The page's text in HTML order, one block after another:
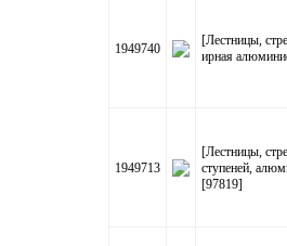
1949740
[Лестницы,
ирная
1949713
[Лестницы,
ступеней,
[97819]